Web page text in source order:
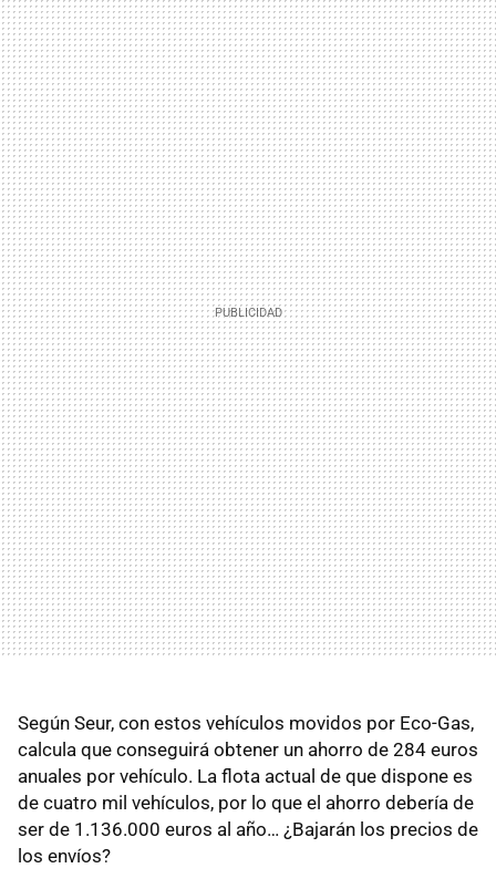
Según Seur, con estos vehículos movidos por Eco-Gas,
calcula que conseguirá obtener un ahorro de 284 euros
anuales por vehículo. La flota actual de que dispone es
de cuatro mil vehículos, por lo que el ahorro debería de
ser de 1.136.000 euros al año… ¿Bajarán los precios de
los envíos?